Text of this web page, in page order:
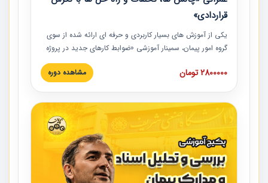
قراردادی»
یکی از آموزش‏‏‏‏‏‏ های بسیار کاربردی و حرفه‏ ای ارائه شده از سوی
گروه امور پیمان، سمینار آموزشی «ضوابط کارهای جدید در پروژه
های عمرانی» چالش ها، تخلفات و راه حل ها با نگرش قراردادی
است که در محل سندیکای شرکت های ساختمانی کشور ارائه شد.
مدارک پیمان به همراه تجربیات عملی ارائه شده است.
2800000 تومان مشاهده دوره